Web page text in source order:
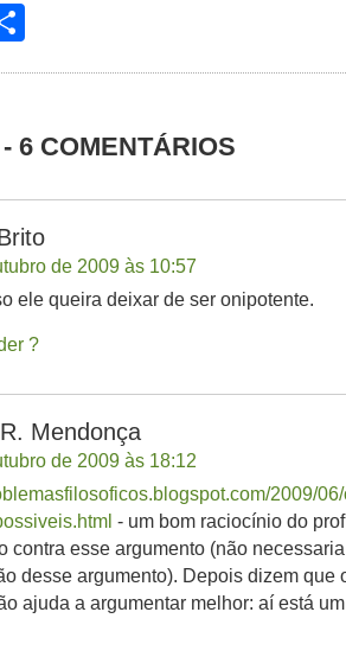
6 COMENTÁRIOS
de 2009 às 10:57
ele queira deixar de ser onipotente.
Mendonça
de 2009 às 18:12
2009/
- um bom raciocínio do
contra esse argumento (não
desse argumento). Depois dizem que
ajuda a argumentar melhor: aí está